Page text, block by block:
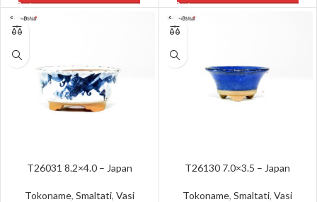
T26031 8.2×4.0 – Japan
Tokoname, Smaltati, Vasi
T26130 7.0×3.5 – Japan
Tokoname,Smaltati,Vasi